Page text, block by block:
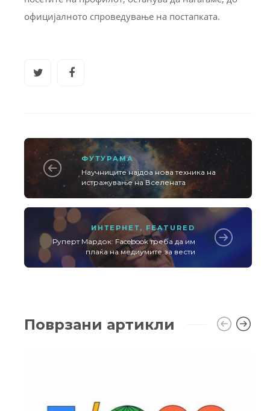
официјалното спроведување на постапката.
ФУТУРАМА
Научниците најдоа нова техника на
истражување на Вселената
ИНТЕРНЕТ, FEATURED
Руперт Мардок: Facebook треба да им
плаќа на медиумите за вести
Поврзани артикли